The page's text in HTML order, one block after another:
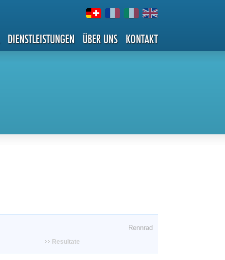
DIENSTLEISTUNGEN ÜBER UNS KONTAKT
Rennrad
Resultate